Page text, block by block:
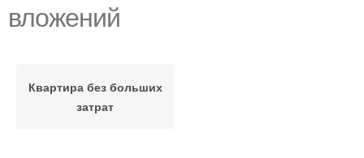
вложений
Квартира без больших
затрат